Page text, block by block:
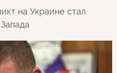
на Украине стал